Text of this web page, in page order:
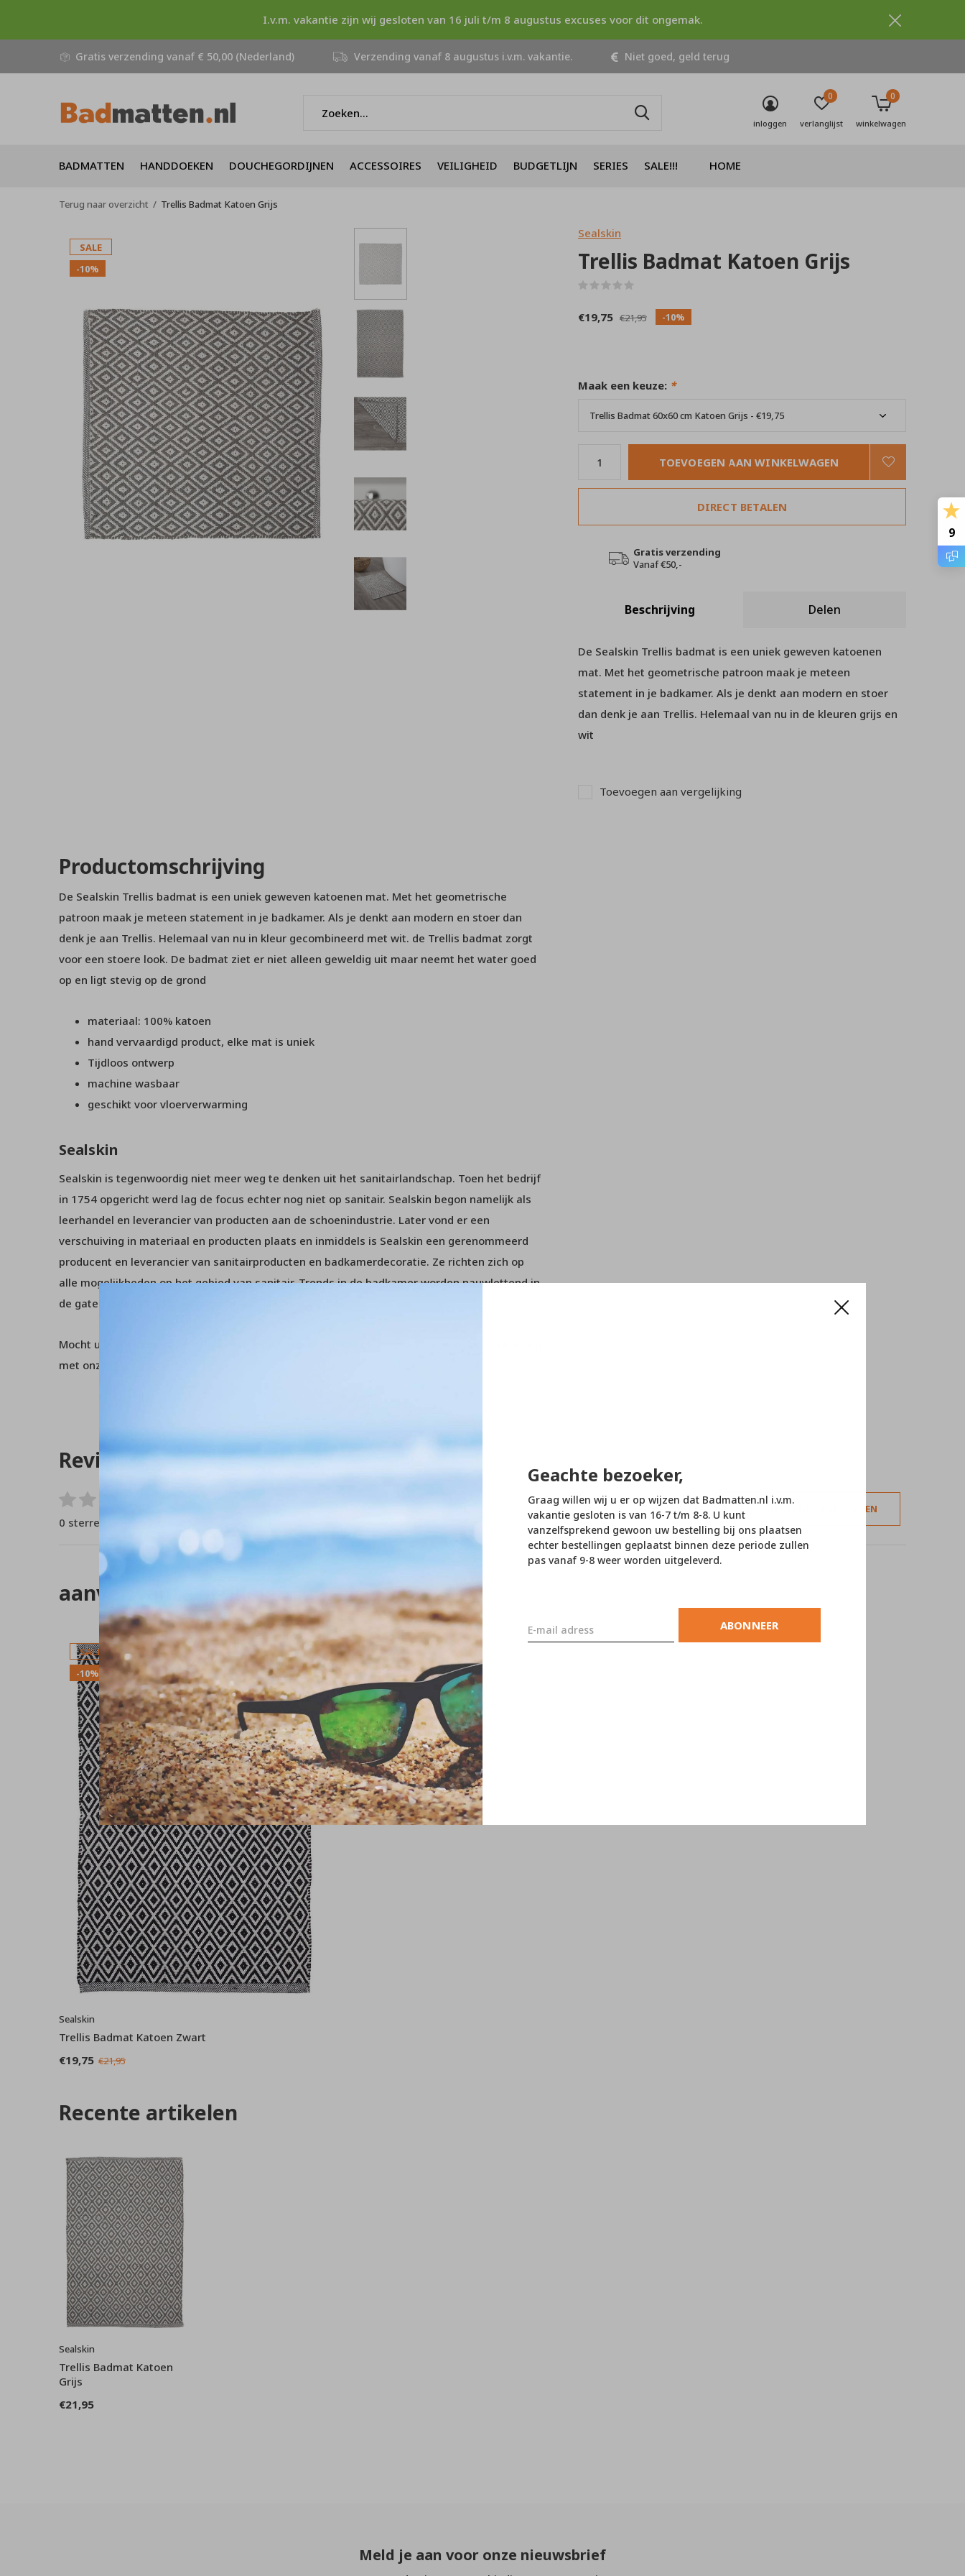
Geachte bezoeker,
Graag willen wij u er op wijzen dat Badmatten.nl i.v.m.
vakantie gesloten is van 16-7 t/m 8-8. U kunt
vanzelfsprekend gewoon uw bestelling bij ons plaatsen
echter bestellingen geplaatst binnen deze periode zullen
pas vanaf 9-8 weer worden uitgeleverd.
ABONNEER
BADMATTEN HANDDOEKEN DOUCHEGORDIJNEN ACCESSOIRES VEILIGHEID BUDGETLIJN SERIES SALE!!! HOME
inloggen verlanglijst
0
winkelwagen
0
Gratis verzending vanaf € 50,00 (Nederland) Verzending vanaf 8 augustus i.v.m. vakantie. Niet goed, geld terug
I.v.m. vakantie zijn wij gesloten van 16 juli t/m 8 augustus excuses voor dit ongemak.
Terug naar overzicht Trellis Badmat Katoen Grijs
SALE
-10%
Sealskin
Trellis Badmat Katoen Grijs
€19,75 €21,95 -10%
Maak een keuze: *
TOEVOEGEN AAN WINKELWAGEN
DIRECT BETALEN
Gratis verzending
Vanaf €50,-
Beschrijving Delen
De Sealskin Trellis badmat is een uniek geweven katoenen
mat. Met het geometrische patroon maak je meteen
statement in je badkamer. Als je denkt aan modern en stoer
dan denk je aan Trellis. Helemaal van nu in de kleuren grijs en
wit
Toevoegen aan vergelijking
Productomschrijving
De Sealskin Trellis badmat is een uniek geweven katoenen mat. Met het geometrische
patroon maak je meteen statement in je badkamer. Als je denkt aan modern en stoer dan
denk je aan Trellis. Helemaal van nu in kleur gecombineerd met wit. de Trellis badmat zorgt
voor een stoere look. De badmat ziet er niet alleen geweldig uit maar neemt het water goed
op en ligt stevig op de grond
materiaal: 100% katoen
hand vervaardigd product, elke mat is uniek
Tijdloos ontwerp
machine wasbaar
geschikt voor vloerverwarming
Sealskin
Sealskin is tegenwoordig niet meer weg te denken uit het sanitairlandschap. Toen het bedrijf
in 1754 opgericht werd lag de focus echter nog niet op sanitair. Sealskin begon namelijk als
leerhandel en leverancier van producten aan de schoenindustrie. Later vond er een
verschuiving in materiaal en producten plaats en inmiddels is Sealskin een gerenommeerd
producent en leverancier van sanitairproducten en badkamerdecoratie. Ze richten zich op
alle mogelijkheden op het gebied van sanitair. Trends in de badkamer worden nauwlettend in
de gaten gehouden en Sealskin speelt daar gelijk op in.
Mocht u verder nog vragen hebben over dit product of over iets anders, neem dan contact op
met onze
Reviews
0 sterren op basis van 0 beoordelingen
JE BEOORDELING TOEVOEGEN
aanverwante artikelen
SALE
-10%
Sealskin
Trellis Badmat Katoen Zwart
€19,75 €21,95
Recente artikelen
Sealskin
Trellis Badmat Katoen
Grijs
€21,95
Meld je aan voor onze nieuwsbrief
9